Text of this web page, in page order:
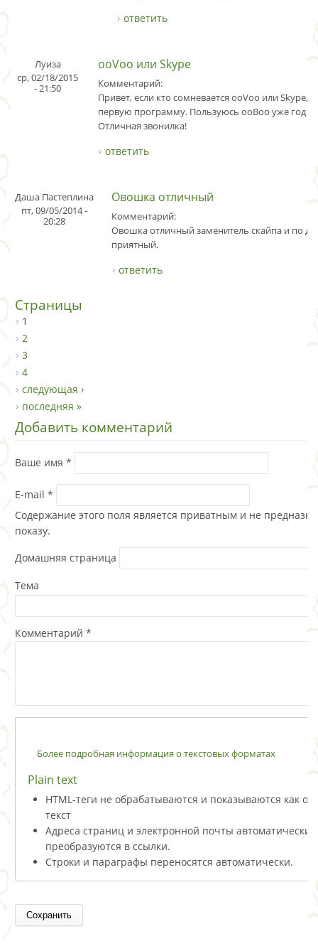
ответить
Луиза
ср, 02/18/2015
- 21:50
ooVoo или Skype
Комментарий:
Привет, если кто сомневается ooVoo или Skype,
первую программу. Пользуюсь ооВоо уже год и
Отличная звонилка!
ответить
Даша Пастеплина
пт, 09/05/2014 -
20:28
Овошка отличный
Комментарий:
Овошка отличный заменитель скайпа и по
приятный.
ответить
Страницы
1
2
3
4
следующая ›
последняя »
Добавить комментарий
Ваше имя *
E-mail *
Содержание этого поля является приватным и не
показу.
Домашняя страница
Тема
Комментарий *
Более подробная информация о текстовых форматах
Plain text
HTML-теги не обрабатываются и показываются как
текст
Адреса страниц и электронной почты автоматически
преобразуются в ссылки.
Строки и параграфы переносятся автоматически.